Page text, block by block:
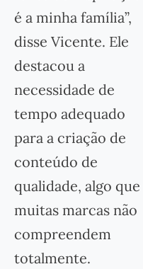
é a minha família”,
disse Vicente. Ele
destacou a
necessidade de
tempo adequado
para a criação de
conteúdo de
qualidade, algo que
muitas marcas não
compreendem
totalmente.